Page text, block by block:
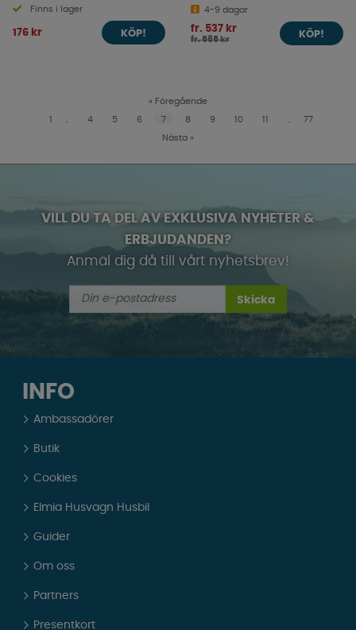
Finns i lager
176 kr KÖP!
4-9 dagar
fr. 537 kr
fr. 565 kr
KÖP!
« Föregående
1 4 5 6 7 8 9 10 11 77
Nästa »
VILL DU TA DEL AV EXKLUSIVA NYHETER &
ERBJUDANDEN?
Anmäl dig då till vårt nyhetsbrev!
Skicka
INFO
Ambassadörer
Butik
Cookies
Elmia Husvagn Husbil
Guider
Om oss
Partners
Presentkort